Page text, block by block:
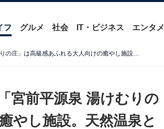
フ グルメ 社会 IT・ビジネス エンタメ
【神奈川県の人気スーパー銭湯】「宮前平源泉 湯けむりの庄」は高級感あふれる大人向けの癒やし施設。天然温泉とこだわりのサウナでリラックス
宮前平源泉 湯けむりの
やし施設。天然温泉と